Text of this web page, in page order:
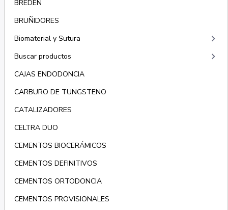
BREDEN
BRUÑIDORES
Biomaterial y Sutura
keyboard_arrow_right
Buscar productos keyboard_arrow_right
CAJAS ENDODONCIA
CARBURO DE TUNGSTENO
CATALIZADORES
CELTRA DUO
CEMENTOS BIOCERÁMICOS
CEMENTOS DEFINITIVOS
CEMENTOS ORTODONCIA
CEMENTOS PROVISIONALES